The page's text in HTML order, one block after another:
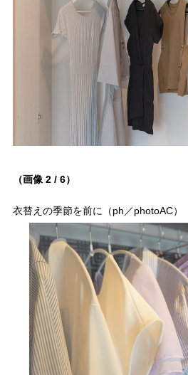
（画像 2 / 6）
衣替えの季節を前に（ph／photoAC）